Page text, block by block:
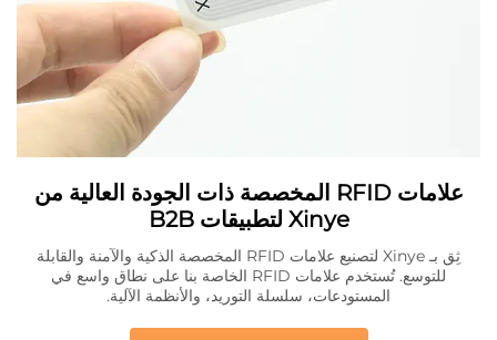
علامات RFID المخصصة ذات الجودة العالية من
Xinye لتطبيقات B2B
ثِق بـ Xinye لتصنيع علامات RFID المخصصة الذكية والآمنة والقابلة
للتوسع. تُستخدم علامات RFID الخاصة بنا على نطاق واسع في
المستودعات، سلسلة التوريد، والأنظمة الآلية.